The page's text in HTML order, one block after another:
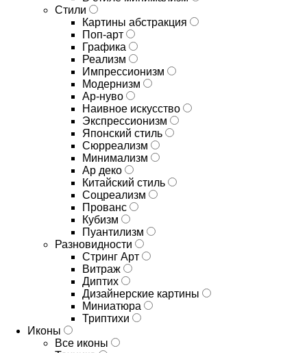
Стили
Картины абстракция
Поп-арт
Графика
Реализм
Импрессионизм
Модернизм
Ар-нуво
Наивное искусство
Экспрессионизм
Японский стиль
Сюрреализм
Минимализм
Ар деко
Китайский стиль
Соцреализм
Прованс
Кубизм
Пуантилизм
Разновидности
Стринг Арт
Витраж
Диптих
Дизайнерские картины
Миниатюра
Триптихи
Иконы
Все иконы